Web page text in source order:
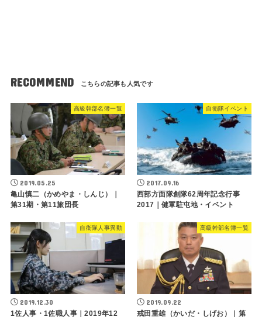
RECOMMEND
高級幹部名簿一覧
2019.05.25
亀山慎二（かめやま・しんじ）｜
第31期・第11旅団長
自衛隊イベント
2017.09.16
西部方面隊創隊62周年記念行事
2017｜健軍駐屯地・イベント
自衛隊人事異動
2019.12.30
1佐人事・1佐職人事｜2019年12
高級幹部名簿一覧
2019.09.22
戒田重雄（かいだ・しげお）｜第